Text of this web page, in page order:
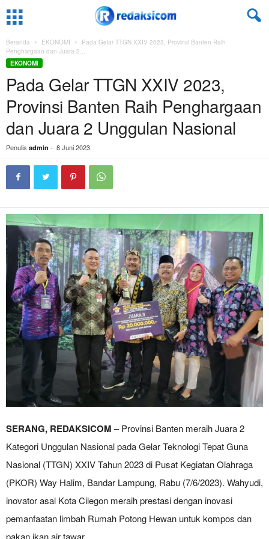
Beranda EKONOMI
Pada Gelar TTGN XXIV 2023, Provinsi Banten Raih
Penghargaan dan Juara 2...
EKONOMI
Pada Gelar TTGN XXIV 2023,
Provinsi Banten Raih Penghargaan
dan Juara 2 Unggulan Nasional
Penulis admin - 8 Juni 2023
SERANG, REDAKSICOM – Provinsi Banten meraih Juara 2
Kategori Unggulan Nasional pada Gelar Teknologi Tepat Guna
Nasional (TTGN) XXIV Tahun 2023 di Pusat Kegiatan Olahraga
(PKOR) Way Halim, Bandar Lampung, Rabu (7/6/2023). Wahyudi,
inovator asal Kota Cilegon meraih prestasi dengan inovasi
pemanfaatan limbah Rumah Potong Hewan untuk kompos dan
pakan ikan air tawar.